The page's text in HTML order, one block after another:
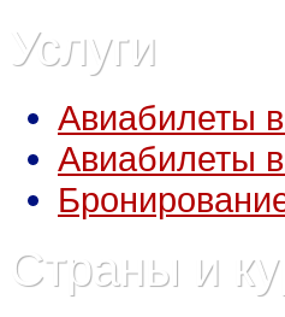
Услуги
Авиабилеты
Авиабилеты
Страны и